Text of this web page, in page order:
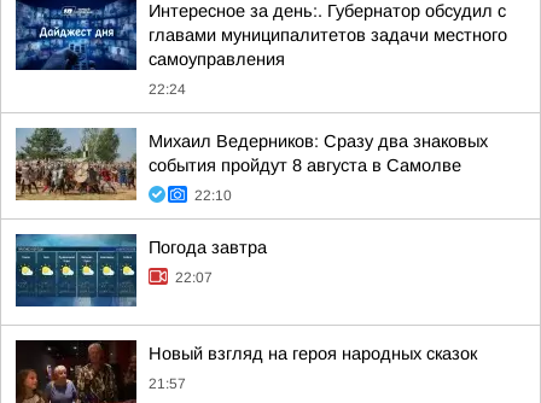
Интересное за день:. Губернатор обсудил с
главами муниципалитетов задачи местного
самоуправления
22:24
Михаил Ведерников: Сразу два знаковых
события пройдут 8 августа в Самолве
22:10
Погода завтра
22:07
Новый взгляд на героя народных сказок
21:57